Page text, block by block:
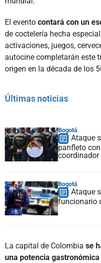
El evento contará con un
de coctelería hecha
activaciones, juegos,
autocine completarán este
origen en la década de los
Últimas noticias
Bogotá
Ataque
panfleto
coordinador
Bogotá
Ataque
funcionario
La capital de Colombia se
una potencia